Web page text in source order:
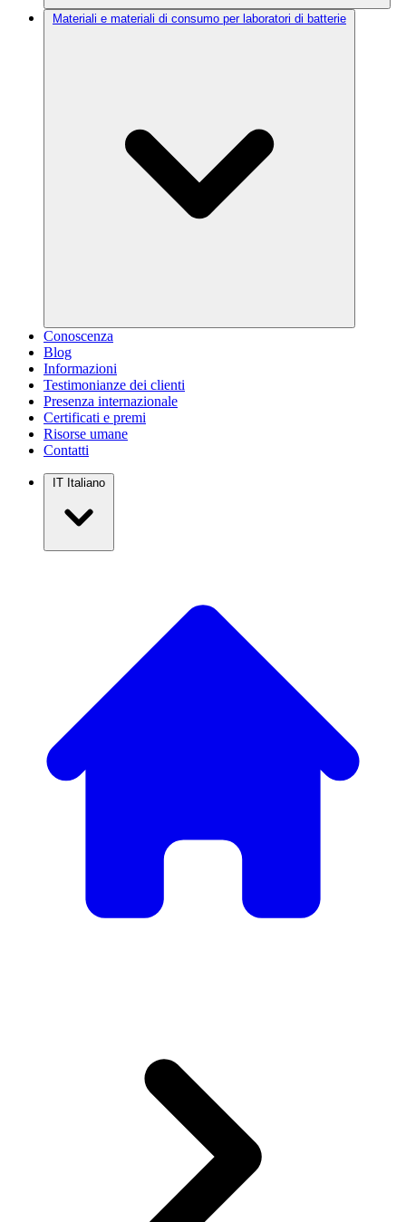
Materiali e materiali di consumo per laboratori di batterie
Conoscenza
Blog
Informazioni
Testimonianze dei clienti
Presenza internazionale
Certificati e premi
Risorse umane
Contatti
IT Italiano